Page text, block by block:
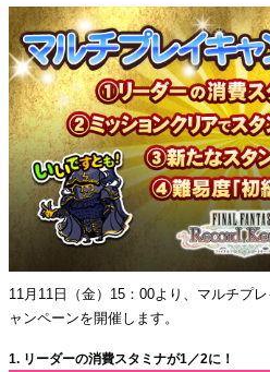
11月11日（金）15：00より、マルチプ
ャンペーンを開催します。
1. リーダーの消費スタミナが1／2に！